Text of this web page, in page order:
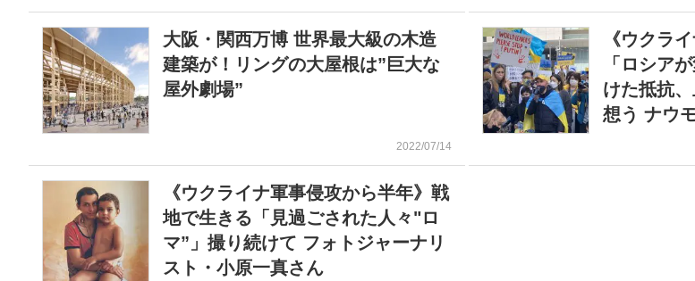
大阪・関西万博 世界最大級の木造
建築が！リングの大屋根は”巨大な
屋外劇場”
2022/07/14
《ウクラ
「ロシア
けた抵抗
想う ナウ
《ウクライナ軍事侵攻から半年》戦
地で生きる「見過ごされた人々"ロ
マ”」撮り続けて フォトジャーナリ
スト・小原一真さん